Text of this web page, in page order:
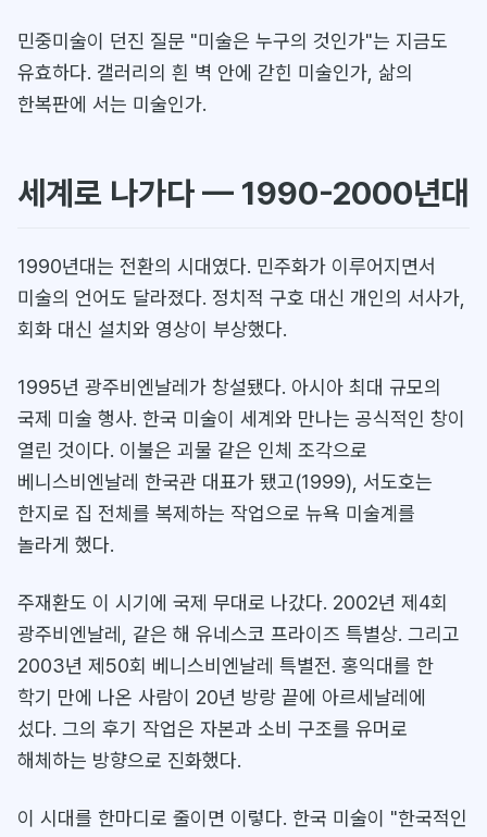
민중미술이 던진 질문 "미술은 누구의 것인가"는 지금도
유효하다. 갤러리의 흰 벽 안에 갇힌 미술인가, 삶의
한복판에 서는 미술인가.
세계로 나가다 — 1990-2000년대
1990년대는 전환의 시대였다. 민주화가 이루어지면서
미술의 언어도 달라졌다. 정치적 구호 대신 개인의 서사가,
회화 대신 설치와 영상이 부상했다.
1995년 광주비엔날레가 창설됐다. 아시아 최대 규모의
국제 미술 행사. 한국 미술이 세계와 만나는 공식적인 창이
열린 것이다. 이불은 괴물 같은 인체 조각으로
베니스비엔날레 한국관 대표가 됐고(1999), 서도호는
한지로 집 전체를 복제하는 작업으로 뉴욕 미술계를
놀라게 했다.
주재환도 이 시기에 국제 무대로 나갔다. 2002년 제4회
광주비엔날레, 같은 해 유네스코 프라이즈 특별상. 그리고
2003년 제50회 베니스비엔날레 특별전. 홍익대를 한
학기 만에 나온 사람이 20년 방랑 끝에 아르세날레에
섰다. 그의 후기 작업은 자본과 소비 구조를 유머로
해체하는 방향으로 진화했다.
이 시대를 한마디로 줄이면 이렇다. 한국 미술이 "한국적인